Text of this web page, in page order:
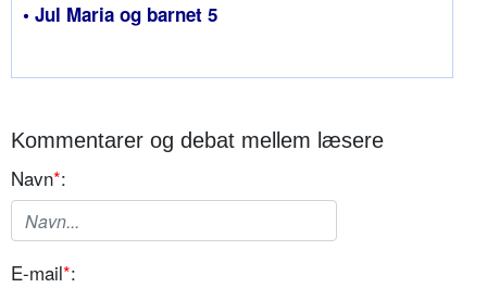
• Jul Maria og barnet 5
Kommentarer og debat mellem læsere
Navn*:
E-mail*: